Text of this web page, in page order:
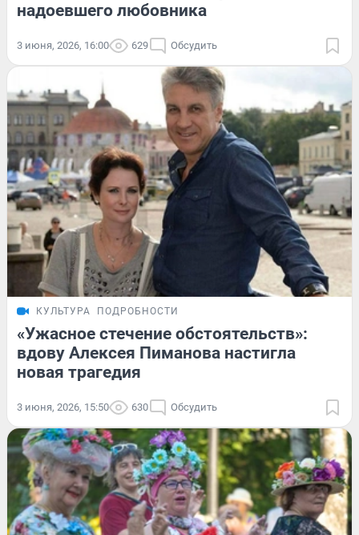
надоевшего любовника
3 июня, 2026, 16:00 629 Обсудить
КУЛЬТУРА ПОДРОБНОСТИ
«Ужасное стечение обстоятельств»:
вдову Алексея Пиманова настигла
новая трагедия
3 июня, 2026, 15:50 630 Обсудить